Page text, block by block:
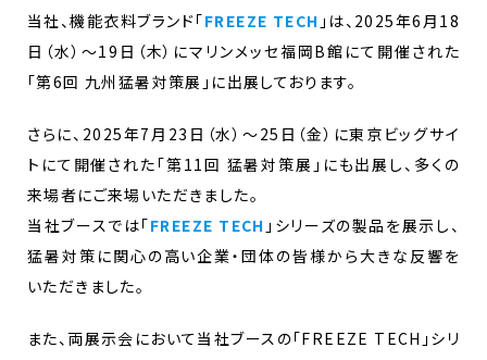
当社、機能衣料ブランド「FREEZE TECH 」は、2025年6月18
日（水）～19日（木）にマリンメッセ福岡B館にて開催された
「第6回 九州猛暑対策展」に出展しております。
さらに、2025年7月23日（水）～25日（金）に東京ビッグサイ
トにて開催された「第11回 猛暑対策展」にも出展し、多くの
来場者にご来場いただきました。
当社ブースでは「FREEZE TECH 」シリーズの製品を展示し、
猛暑対策に関心の高い企業・団体の皆様から大きな反響を
いただきました。
また、両展示会において当社ブースの「FREEZE TECH」シリ